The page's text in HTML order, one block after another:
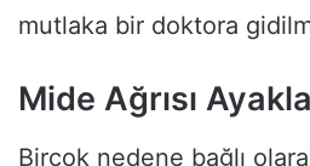
mutlaka bir doktora
Mide Ağrısı
Birçok nedene bağlı